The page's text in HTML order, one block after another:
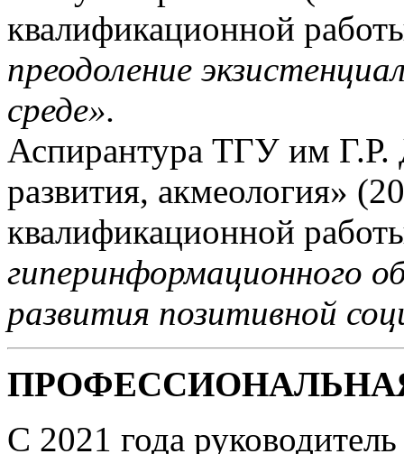
квалификационной
преодоление
среде».
Аспирантура ТГУ им
развития, акмеология»
квалификационной
гиперинформационного
развития позитивной
С 2021 года